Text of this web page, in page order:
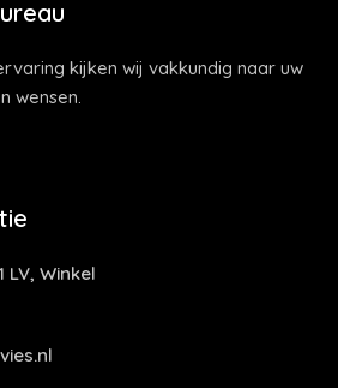
kijken wij vakkundig naar uw
wensen.
LV, Winkel